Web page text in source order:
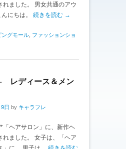
れました。 男女共通のアウ
にちは。 続きを読む →
ングモール ファッションショ
レディース＆メン
日 by キャラフレ
「ヘアサロン」に、新作ヘ
れました。 女子は、「ヘア